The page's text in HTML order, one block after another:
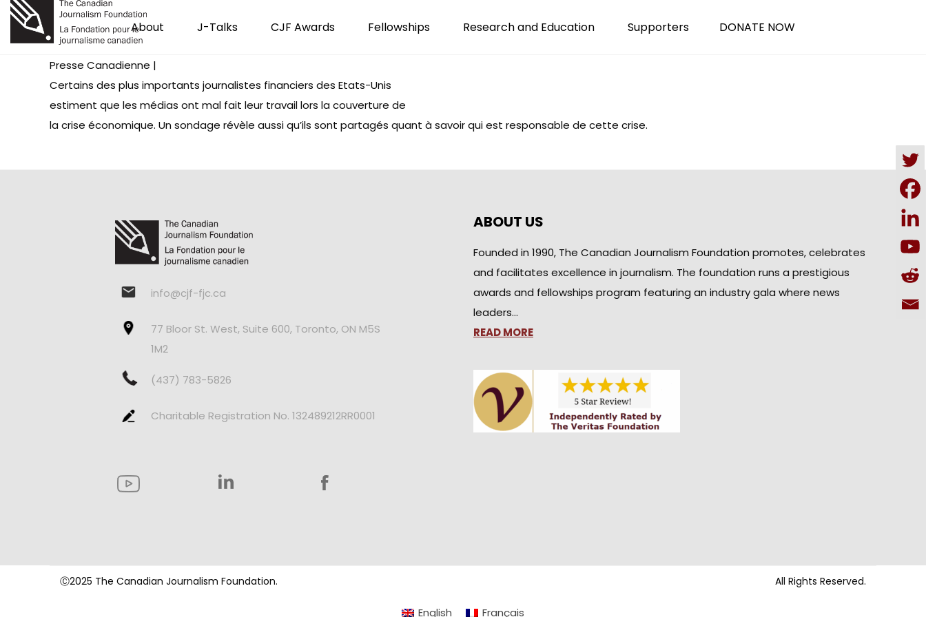
About J-Talks CJF Awards Fellowships Research and Education Supporters DONATE NOW
Presse Canadienne |
Certains des plus importants journalistes financiers des Etats-Unis
estiment que les médias ont mal fait leur travail lors la couverture de
la crise économique. Un sondage révèle aussi qu’ils sont partagés quant à savoir qui est responsable de cette crise.
info@cjf-fjc.ca
77 Bloor St. West, Suite 600, Toronto, ON M5S
1M2
(437) 783-5826
Charitable Registration No. 132489212RR0001
ABOUT US
Founded in 1990, The Canadian Journalism Foundation promotes, celebrates
and facilitates excellence in journalism. The foundation runs a prestigious
awards and fellowships program featuring an industry gala where news
leaders…
READ MORE
Ⓒ2025 The Canadian Journalism Foundation. All Rights Reserved.
English Français